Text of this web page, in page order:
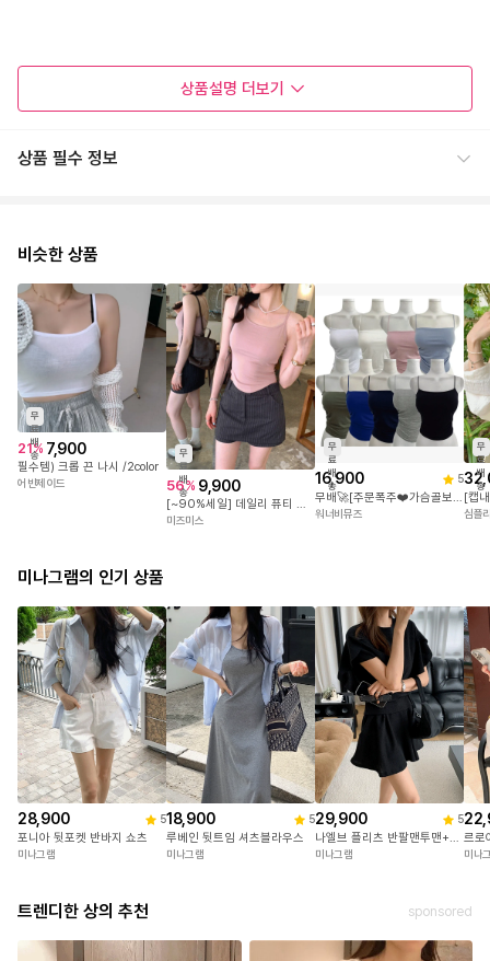
상품설명 더보기
상품 필수 정보
비슷한 상품
무
료
배
송
21% 7,900
필수템) 크롭 끈 나시 /2color
어반제이드
무
료
배
송
56% 9,900
[~90%세일] 데일리 퓨티 캡나시
미즈미스
무
료
배
송
16,900 5
워너비뮤즈
무
료
배
송
심플
미나그램의 인기 상품
28,900 5
포니아 뒷포켓 반바지 쇼츠
미나그램
18,900 5
루베인 뒷트임 셔츠블라우스
미나그램
29,900 5
나엘브 플리츠 반팔맨투맨+치마반바지세트
미나그램
르로
미나
트렌디한 상의 추천 sponsored